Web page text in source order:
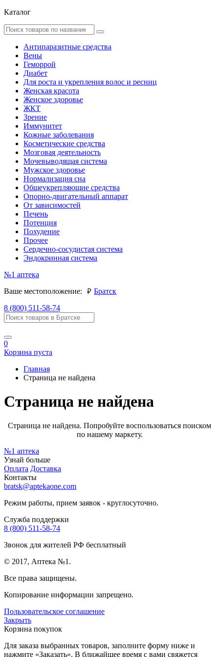
Каталог
Антипаразитные средства
Вены
Геморрой
Диабет
Для роста и укрепления волос и ресниц
Женская красота
Женское здоровье
ЖКТ
Зрение
Иммунитет
Кожные заболевания
Косметические средства
Мозговая деятельность
Мочевыводящая система
Мужское здоровье
Нормализация сна
Общеукрепляющие средства
Опорно-двигательный аппарат
От зависимостей
Печень
Потенция
Похудение
Прочее
Сердечно-сосудистая система
Эндокринная система
№1 аптека
Ваше местоположение:
руб. Братск
8 (800) 511-58-74
0
Корзина пуста
Главная
Страница не найдена
Страница не найдена
Страница не найдена. Попробуйте воспользоваться поиском
по нашему маркету.
№1 аптека
Узнай больше
Оплата Доставка
Контакты
bratsk@aptekaone.com
Режим работы, прием заявок - круглосуточно.
Служба поддержки
8 (800) 511-58-74
Звонок для жителей РФ бесплатный
© 2017, Аптека №1.
Все права защищены.
Копирование информации запрещено.
Пользовательское соглашение
Закрыть
Корзина покупок
Для заказа выбранных товаров, заполните форму ниже и
нажмите «Заказать». В ближайшее время с вами свяжется